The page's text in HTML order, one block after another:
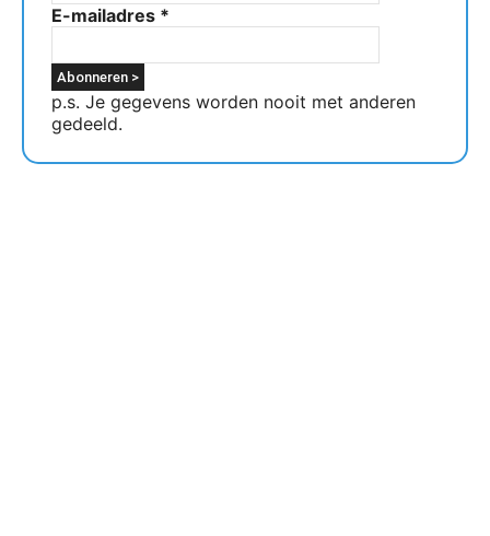
E-mailadres *
p.s. Je gegevens worden nooit met anderen
gedeeld.